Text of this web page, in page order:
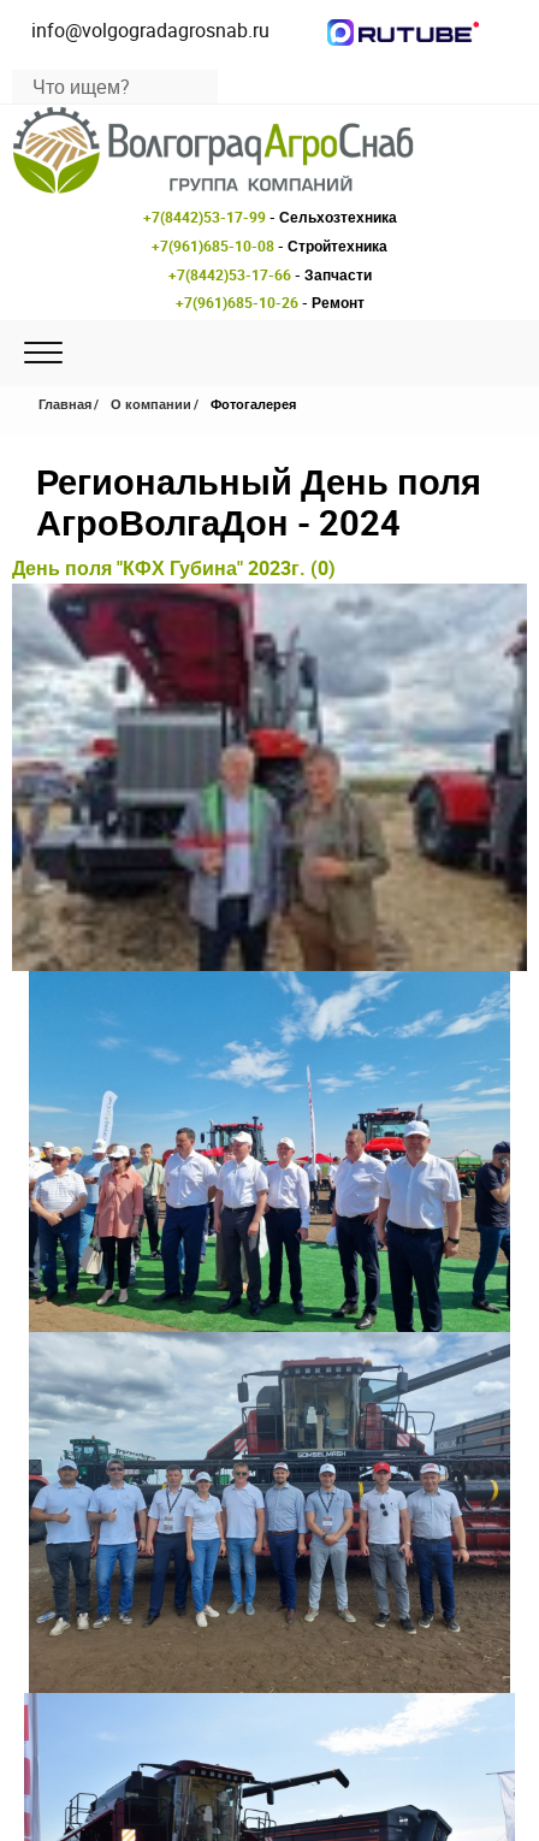
info@volgogradagrosnab.ru
+7(8442)53-17-99- Сельхозтехника
+7(961)685-10-08- Стройтехника
+7(8442)53-17-66- Запчасти
+7(961)685-10-26- Ремонт
Главная О компании Фотогалерея
Региональный День поля
АгроВолгаДон - 2024
День поля "КФХ Губина" 2023г. (0)